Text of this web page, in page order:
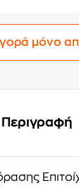
μόνο
Περιγραφή